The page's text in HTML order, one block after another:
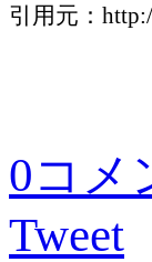
引用元：
0コメ
Tweet